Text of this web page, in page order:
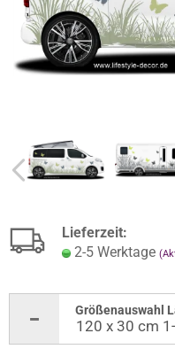
Lieferzeit:
2-5 Werktage
Größenauswahl